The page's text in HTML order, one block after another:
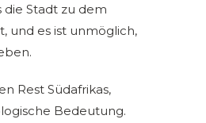
die Stadt zu dem
und es ist unmöglich,
Rest Südafrikas,
Bedeutung.